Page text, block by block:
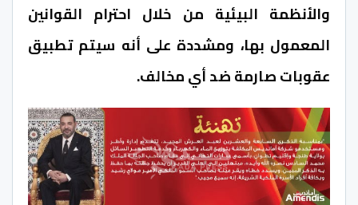
والأنظمة البيئية من خلال احترام القوانين
المعمول بها، ومشددة على أنه سيتم تطبيق
عقوبات صارمة ضد أي مخالف.